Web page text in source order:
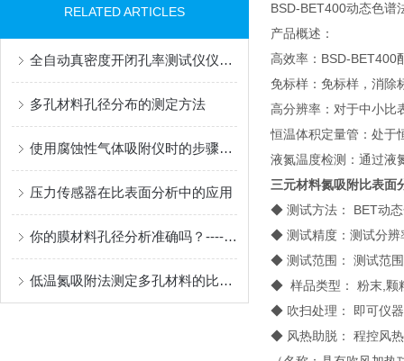
RELATED ARTICLES
全自动真密度开闭孔率测试仪仪器原理
多孔材料孔径分布的测定方法
使用腐蚀性气体吸附仪时的步骤是什么？
压力传感器在比表面分析中的应用
你的膜材料孔径分析准确吗？----深入研究孔径几种测试方法
低温氮吸附法测定多孔材料的比表面积及孔隙分布
BSD-BET400动态色谱
产品概述：
高效率：BSD-BET400
免标样：免标样，消除
高分辨率：对于中小比
恒温体积定量管：处于
液氮温度检测：通过液
三元材料氮吸附比表面
◆ 测试方法： BET动
◆ 测试精度：测试分辨
◆ 测试范围： 测试范
◆ 样品类型： 粉末,颗
◆ 吹扫处理： 即可仪
◆ 风热助脱： 程控风